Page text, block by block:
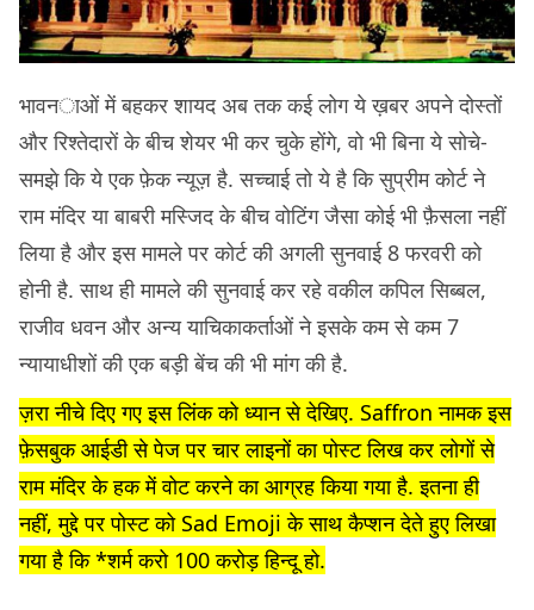
भावनाओं में बहकर शायद अब तक कई लोग ये ख़बर अपने दोस्तों
और रिश्तेदारों के बीच शेयर भी कर चुके होंगे, वो भी बिना ये सोचे-
समझे कि ये एक फ़ेक न्यूज़ है. सच्चाई तो ये है कि सुप्रीम कोर्ट ने
राम मंदिर या बाबरी मस्जिद के बीच वोटिंग जैसा कोई भी फ़ैसला नहीं
लिया है और इस मामले पर कोर्ट की अगली सुनवाई 8 फरवरी को
होनी है. साथ ही मामले की सुनवाई कर रहे वकील कपिल सिब्बल,
राजीव धवन और अन्य याचिकाकर्ताओं ने इसके कम से कम 7
न्यायाधीशों की एक बड़ी बेंच की भी मांग की है.
ज़रा नीचे दिए गए इस लिंक को ध्यान से देखिए. Saffron नामक इस
फ़ेसबुक आईडी से पेज पर चार लाइनों का पोस्ट लिख कर लोगों से
राम मंदिर के हक में वोट करने का आग्रह किया गया है. इतना ही
नहीं, मुद्दे पर पोस्ट को Sad Emoji के साथ कैप्शन देते हुए लिखा
गया है कि *शर्म करो 100 करोड़ हिन्दू हो.